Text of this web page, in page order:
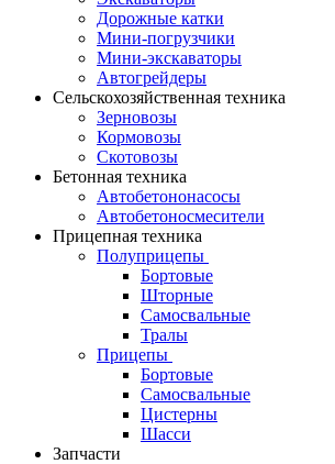
Дорожные катки
Мини-погрузчики
Мини-экскаваторы
Автогрейдеры
Сельскохозяйственная техника
Зерновозы
Кормовозы
Скотовозы
Бетонная техника
Автобетононасосы
Автобетоносмесители
Прицепная техника
Полуприцепы
Бортовые
Шторные
Самосвальные
Тралы
Прицепы
Бортовые
Самосвальные
Цистерны
Шасси
Запчасти